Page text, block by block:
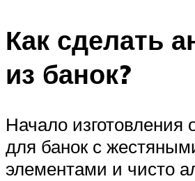
Как сделать
из банок?
Начало изготовления
для банок с
элементами и чисто